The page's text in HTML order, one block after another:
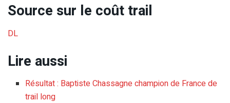
Source sur le coût trail
DL
Lire aussi
Résultat : Baptiste Chassagne champion de France de
trail long